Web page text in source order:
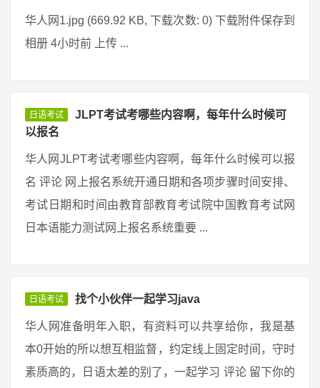
华人网1.jpg (669.92 KB, 下载次数: 0) 下载附件保存到
相册 4小时前 上传 ...
日语考试
JLPT考试考哪些内容啊，每年什么时候可
以报名
华人网JLPT考试考哪些内容啊，每年什么时候可以报
名 评论 网上报名系统开通日期和各项步骤时间安排、
考试日期和时间由教育部教育考试院中国教育考试网
日本语能力测试网上报名系统重要 ...
日语考试 找个小伙伴一起学习java
华人网准备明年入职，有资料可以共享给你，我是基
本0开始的所以想互相监督，约定线上固定时间，守时
素质高的，日语太差的别了，一起学习 评论 留下你的